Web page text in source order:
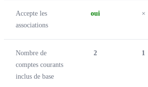
Accepte les
associations
oui ×
Nombre de
comptes courants
inclus de base
2 1